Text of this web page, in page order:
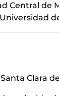
Central de
Clara